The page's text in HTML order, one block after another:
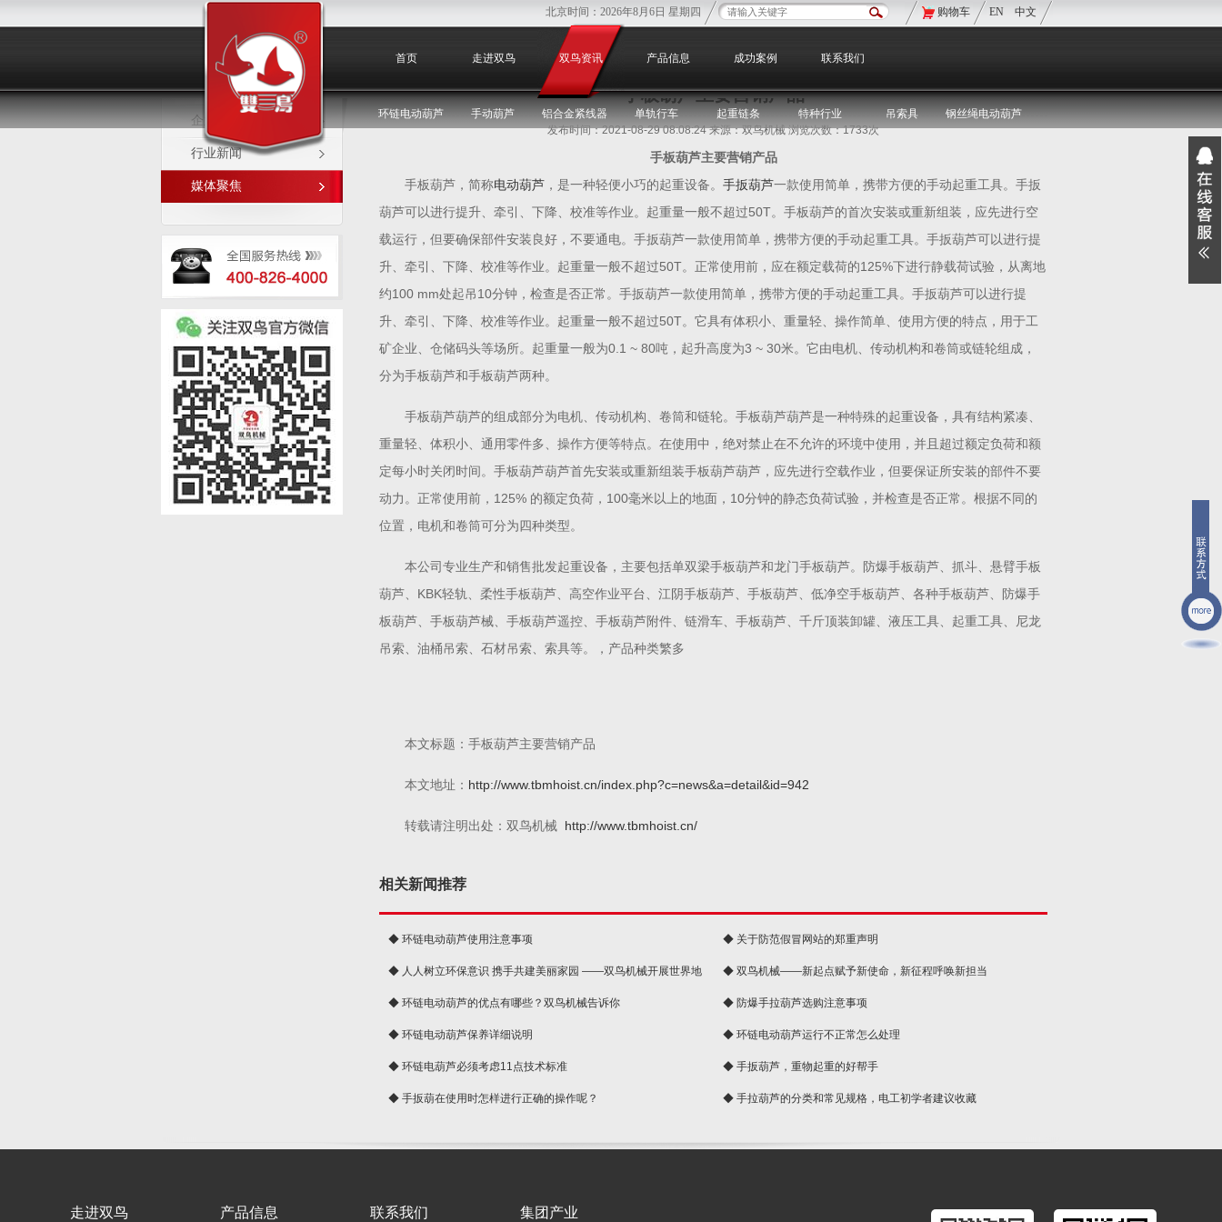
北京时间： 2026年8月6日 星期四 购物车 EN 中文
首页 走进双鸟 双鸟资讯 产品信息 成功案例 联系我们
环链电动葫芦 手动葫芦 铝合金紧线器 单轨行车 起重链条 特种行业 吊索具 钢丝绳电动葫芦
媒体聚焦 您现在的位置：双鸟首页>双鸟资讯>媒体聚焦
企业新闻
行业新闻
媒体聚焦
手板葫芦主要营销产品
发布时间：2021-08-29 08:08:24 来源：双鸟机械 浏览次数：1733次
手板葫芦主要营销产品
手板葫芦，简称电动葫芦 ，是一种轻便小巧的起重设备。 手扳葫芦一款使用简单，携带方便的手动起重工具。手扳
葫芦可以进行提升、牵引、下降、校准等作业。起重量一般不超过50T。手板葫芦的首次安装或重新组装，应先进行空
载运行，但要确保部件安装良好，不要通电。手扳葫芦一款使用简单，携带方便的手动起重工具。手扳葫芦可以进行提
升、牵引、下降、校准等作业。起重量一般不超过50T。正常使用前，应在额定载荷的125%下进行静载荷试验，从离地
约100 mm处起吊10分钟，检查是否正常。手扳葫芦一款使用简单，携带方便的手动起重工具。手扳葫芦可以进行提
升、牵引、下降、校准等作业。起重量一般不超过50T。它具有体积小、重量轻、操作简单、使用方便的特点，用于工
矿企业、仓储码头等场所。起重量一般为0.1 ~ 80吨，起升高度为3 ~ 30米。它由电机、传动机构和卷筒或链轮组成，
分为手板葫芦和手板葫芦两种。
手板葫芦葫芦的组成部分为电机、传动机构、卷筒和链轮。手板葫芦葫芦是一种特殊的起重设备，具有结构紧凑、
重量轻、体积小、通用零件多、操作方便等特点。在使用中，绝对禁止在不允许的环境中使用，并且超过额定负荷和额
定每小时关闭时间。手板葫芦葫芦首先安装或重新组装手板葫芦葫芦，应先进行空载作业，但要保证所安装的部件不要
动力。正常使用前，125% 的额定负荷，100毫米以上的地面，10分钟的静态负荷试验，并检查是否正常。根据不同的
位置，电机和卷筒可分为四种类型。
本公司专业生产和销售批发起重设备，主要包括单双梁手板葫芦和龙门手板葫芦。防爆手板葫芦、抓斗、悬臂手板
葫芦、KBK轻轨、柔性手板葫芦、高空作业平台、江阴手板葫芦、手板葫芦、低净空手板葫芦、各种手板葫芦、防爆手
板葫芦、手板葫芦械、手板葫芦遥控、手板葫芦附件、链滑车、手板葫芦、千斤顶装卸罐、液压工具、起重工具、尼龙
吊索、油桶吊索、石材吊索、索具等。，产品种类繁多
本文标题：手板葫芦主要营销产品
本文地址： http://www.tbmhoist.cn/index.php?c=news&a=detail&id=942
转载请注明出处：双鸟机械 http://www.tbmhoist.cn/
相关新闻推荐
◆ 环链电动葫芦使用注意事项 ◆ 关于防范假冒网站的郑重声明
◆ 人人树立环保意识 携手共建美丽家园 ——双鸟机械开展世界地
球
◆ 双鸟机械——新起点赋予新使命，新征程呼唤新担当
◆ 环链电动葫芦的优点有哪些？双鸟机械告诉你 ◆ 防爆手拉葫芦选购注意事项
◆ 环链电动葫芦保养详细说明 ◆ 环链电动葫芦运行不正常怎么处理
◆ 环链电葫芦必须考虑11点技术标准 ◆ 手扳葫芦，重物起重的好帮手
◆ 手扳葫在使用时怎样进行正确的操作呢？ ◆ 手拉葫芦的分类和常见规格，电工初学者建议收藏
走进双鸟 产品信息 联系我们 集团产业